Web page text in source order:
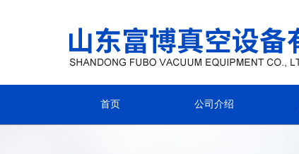
首页 公司介绍